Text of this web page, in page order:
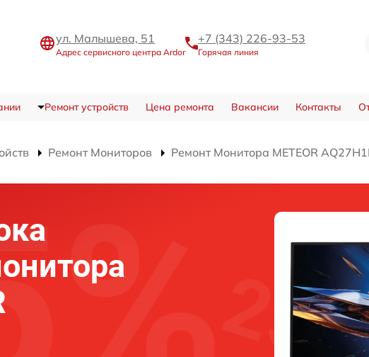
ул. Малышева, 51
Адрес сервисного центра Ardor
+7 (343) 226-93-53
Горячая линия
Ремонт устройств Цена ремонта Вакансии Контакты
Ремонт Мониторов Ремонт Монитора METEOR